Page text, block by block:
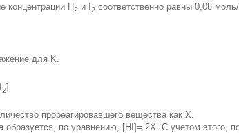
концентрации H2 и I 2 соответственно равны 0,08
для K.
2]
прореагировавшего вещества как Х.
образуется, по уравнению, [HI]= 2Х. С учетом этого,